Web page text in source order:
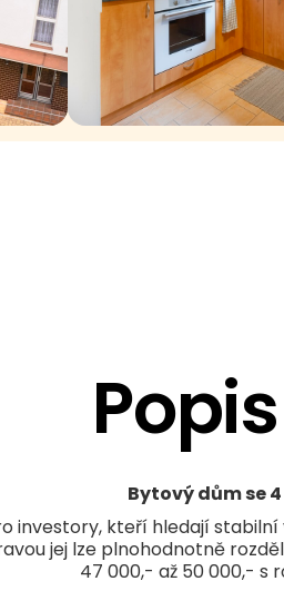
Bytový dům se
investory, kteří hledají
jej lze plnohodnotně
47 000,- až 50 000,- s